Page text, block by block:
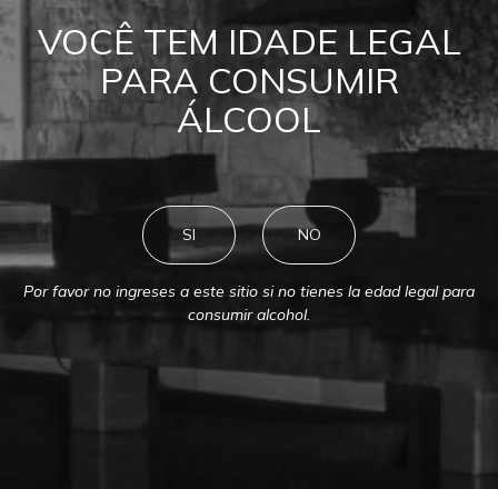
VOCÊ TEM IDADE LEGAL
PARA CONSUMIR
ÁLCOOL
SI NO
Por favor no ingreses a este sitio si no tienes la edad legal para
consumir alcohol.
BIBLIOTECA MONTES